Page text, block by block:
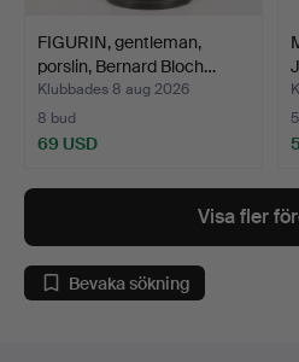
FIGURIN, gentleman,
porslin, Bernard Bloch…
Klubbades 8 aug 2026
8 bud
69 USD
Visa fler
Bevaka sökning